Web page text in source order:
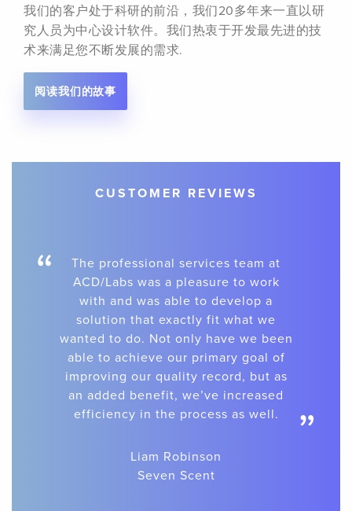
我们的客户处于科研的前沿，我们20多年来一直以研
究人员为中心设计软件。我们热衷于开发最先进的技
术来满足您不断发展的需求.
阅读我们的故事
CUSTOMER REVIEWS
“
The professional services team at
ACD/Labs was a pleasure to work
with and was able to develop a
solution that exactly fit what we
wanted to do. Not only have we been
able to achieve our primary goal of
improving our quality record, but as
an added benefit, we’ve increased
efficiency in the process as well.
”
Liam Robinson
Seven Scent